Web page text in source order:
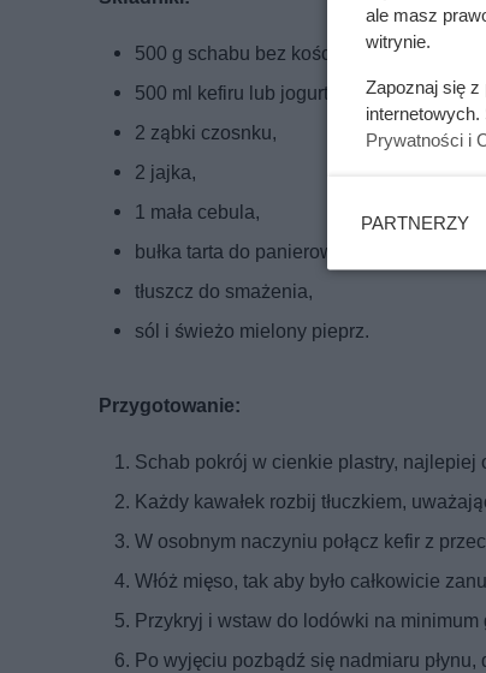
500 g schabu bez kości,
500 ml kefiru lub jogurtu naturalnego,
2 ząbki czosnku,
2 jajka,
1 mała cebula,
bułka tarta do panierowania,
tłuszcz do smażenia,
sól i świeżo mielony pieprz.
Przygotowanie:
Schab pokrój w cienkie plastry, najlepiej
Każdy kawałek rozbij tłuczkiem,
W osobnym naczyniu połącz kefir z
Włóż mięso, tak aby było całkowicie
Przykryj i wstaw do lodówki na minimum
Po wyjęciu pozbądź się nadmiaru
ale masz
witrynie.
Zapoznaj się
Prywatności i
PARTNERZY